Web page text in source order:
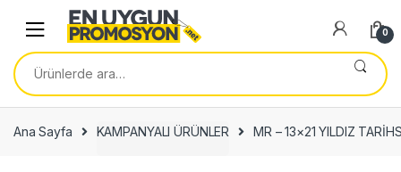
navigation
content
0
Ara:
Ana Sayfa KAMPANYALI ÜRÜNLER MR – 13×21 YILDIZ